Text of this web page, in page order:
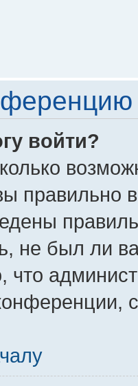
войти?
правильно
не был ли
что